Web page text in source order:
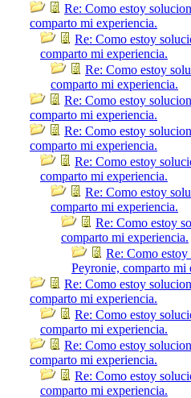
Re: Como estoy
comparto mi experiencia.
Re: Como estoy
comparto mi experiencia.
Re: Como estoy
comparto mi experiencia.
Re: Como estoy
comparto mi experiencia.
Re: Como estoy
comparto mi experiencia.
Re: Como estoy
comparto mi experiencia.
Re: Como estoy
comparto mi experiencia.
Re: Como estoy
comparto mi experiencia.
Re: Como
Peyronie, comparto mi
Re: Como estoy
comparto mi experiencia.
Re: Como estoy
comparto mi experiencia.
Re: Como estoy
comparto mi experiencia.
Re: Como estoy
comparto mi experiencia.